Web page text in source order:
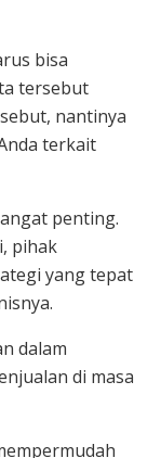
bisa
tersebut
nantinya
terkait
penting.
pihak
yang tepat
dalam
di masa